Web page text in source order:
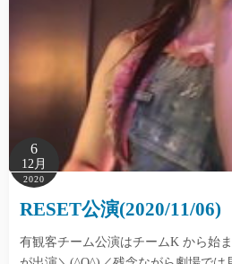
6
12月
2020
RESET公演(2020/11/06)
有観客チーム公演はチームK から始